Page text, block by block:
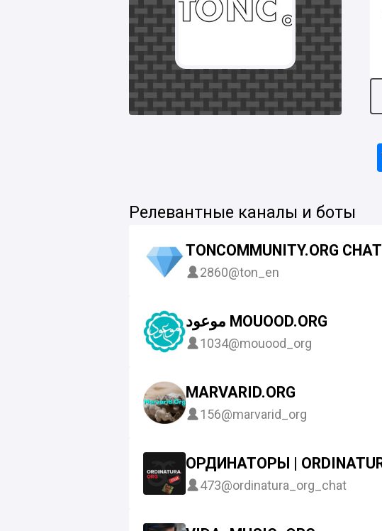
Релевантные каналы и боты
TONCOMMUNITY.ORG CHAT
2860@ton_en
موعود MOUOOD.ORG
1034@mouood_org
MARVARID.ORG
156@marvarid_org
ОРДИНАТОРЫ |
473@ordinatura_org_chat